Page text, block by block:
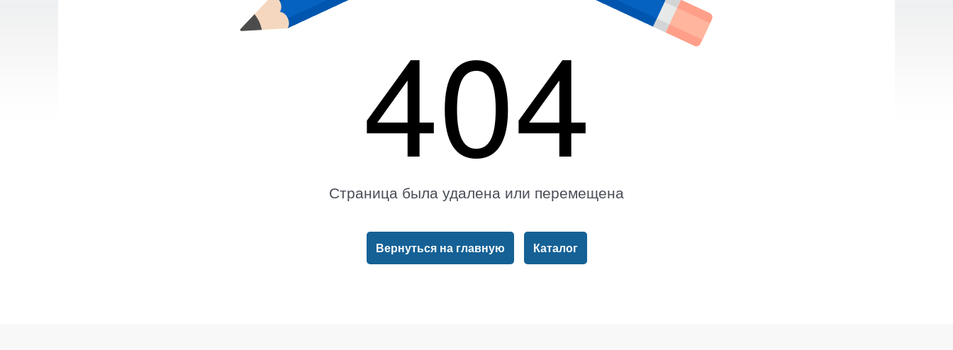
404
Страница была удалена или перемещена
Вернуться на главную Каталог